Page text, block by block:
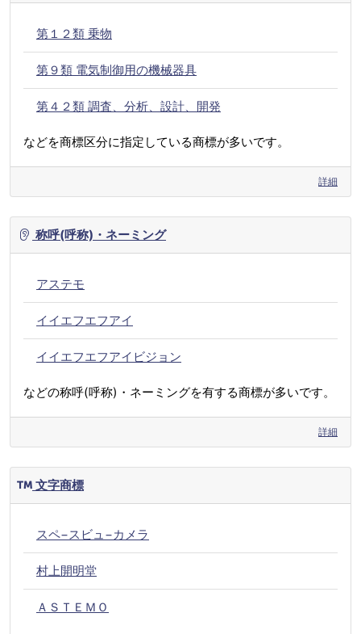
第１２類 乗物
第９類 電気制御用の機械器具
第４２類 調査、分析、設計、開発
などを商標区分に指定している商標が多いです。
詳細
称呼(呼称)・ネーミング
アステモ
イイエフエフアイ
イイエフエフアイビジョン
などの称呼(呼称)・ネーミングを有する商標が多いです。
詳細
文字商標
スペ−スビュ−カメラ
村上開明堂
ＡＳＴＥＭＯ